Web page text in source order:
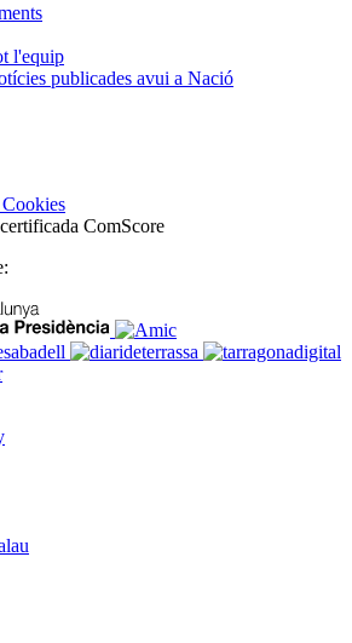
l'equip
publicades avui a Nació
ComScore